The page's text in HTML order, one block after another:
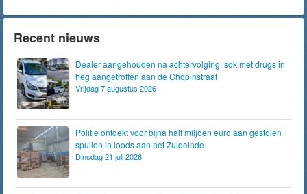
Recent nieuws
Dealer aangehouden na achtervolging, sok met drugs in
heg aangetroffen aan de Chopinstraat
Vrijdag 7 augustus 2026
Politie ontdekt voor bijna half miljoen euro aan gestolen
spullen in loods aan het Zuideinde
Dinsdag 21 juli 2026